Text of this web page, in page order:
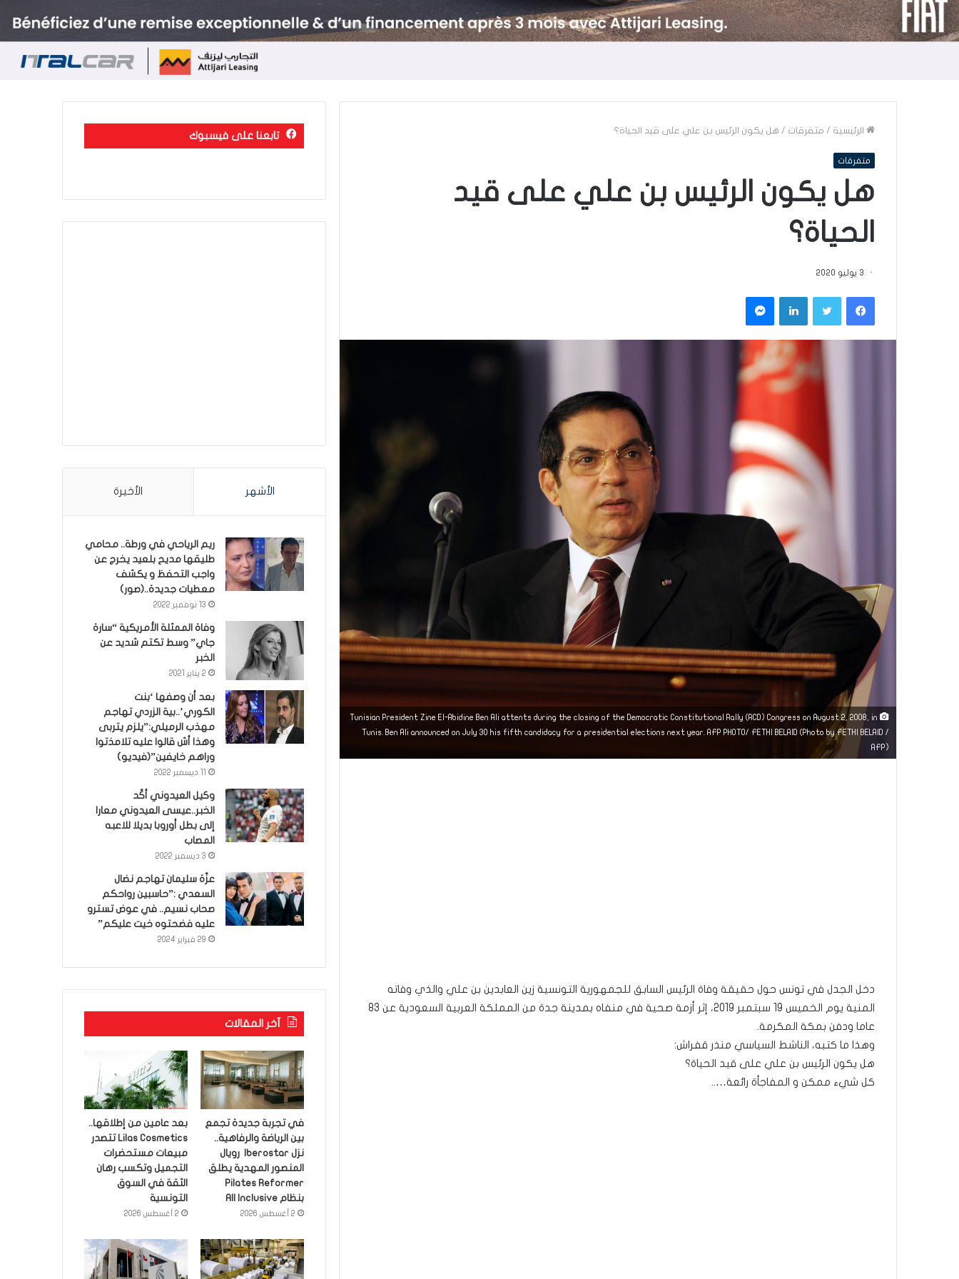
الرئيسية / متفرقات / هل يكون الرئيس بن علي على قيد الحياة؟
متفرقات
هل يكون الرئيس بن علي على قيد
الحياة؟
3 يوليو 2020
فيسبوكتويتر لينكدإن ماسنجر
Tunisian President Zine El-Abidine Ben Ali attents during the closing of the Democratic Constitutional Rally (RCD) Congress on August 2, 2008, in
Tunis. Ben Ali announced on July 30 his fifth candidacy for a presidential elections next year. AFP PHOTO/ FETHI BELAID (Photo by FETHI BELAID /
AFP)
دخل الجدل في تونس حول حقيقة وفاة الرئيس السابق للجمهورية التونسية زين العابدين بن علي والذي وفاته
المنية يوم الخميس 19 سبتمبر 2019، إثر أزمة صحية في منفاه بمدينة جدة من المملكة العربية السعودية عن 83
عاما ودفن بمكة المكرمة.
وهذا ما كتبه، الناشط السياسي منذر قفراش:
هل يكون الرئيس بن علي على قيد الحياة؟
كل شيء ممكن و المفاجأة رائعة…..
تابعنا على فيسبوك
الأشهر الأخيرة
ريم الرياحي في ورطة.. محامي
طليقها مديح بلعيد يخرج عن
واجب التحفظ و يكشف
معطيات جديدة..(صور)
13 نوفمبر 2022
وفاة الممثلة الأمريكية “سارة
جاي” وسط تكتم شديد عن
الخبر
2 يناير 2021
بعد أن وصفها ‘بنت
الكوري’..بية الزردي تهاجم
مهذب الرميلي:”يلزم يتربى
وهذا أش قالوا عليه تلامذتوا
وراهم خايفين”(فيديو)
وكيل العيدوني أكّد
الخبر..عيسى العيدوني معارا
إلى بطل أوروبا بديلا للاعبه
المصاب
3 ديسمبر 2022
عزّة سليمان تهاجم نضال
السعدي :”حاسبين رواحكم
صحاب نسيم.. في عوض تسترو
عليه فضحتوه خيت عليكم”
29 فبراير 2024
آخر المقالات
في تجربة جديدة تجمع
بين الرياضة والرفاهية..
نزل Iberostar رويال
المنصور المهدية يطلق
Pilates Reformer
بنظام All Inclusive
2 أغسطس 2026
بعد عامين من إطلاقها..
Lilas Cosmetics تتصدر
مبيعات مستحضرات
التجميل وتكسب رهان
الثقة في السوق
التونسية
2 أغسطس 2026